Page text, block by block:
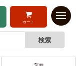
カート